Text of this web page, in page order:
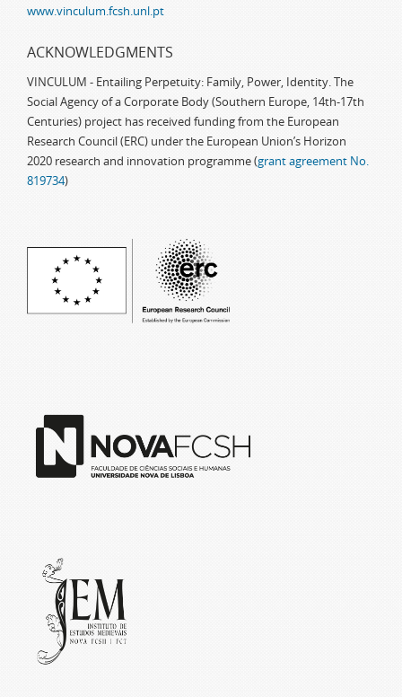
www.vinculum.fcsh.unl.pt
ACKNOWLEDGMENTS
VINCULUM - Entailing Perpetuity: Family, Power, Identity. The
Social Agency of a Corporate Body (Southern Europe, 14th-17th
Centuries) project has received funding from the European
Research Council (ERC) under the European Union’s Horizon
2020 research and innovation programme (grant agreement No.
819734)